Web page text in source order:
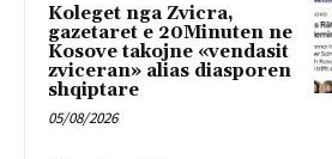
Koleget nga Zvicra,
gazetaret e 20Minuten ne
Kosove takojne «vendasit
zviceran» alias diasporen
shqiptare
05/08/2026